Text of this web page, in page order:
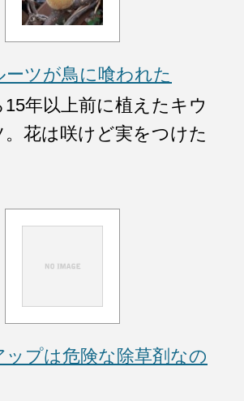
ツが鳥に喰われた
15年以上前に植えたキウ
。花は咲けど実をつけた
ップは危険な除草剤なの